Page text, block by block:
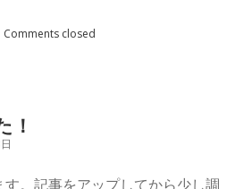
Comments closed
！
。記事をアップしてから少し調